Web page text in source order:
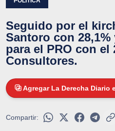
Seguido por el
Santoro con
para el PRO con el
Consultores.
Agregar La Derecha Diario
Compartir: